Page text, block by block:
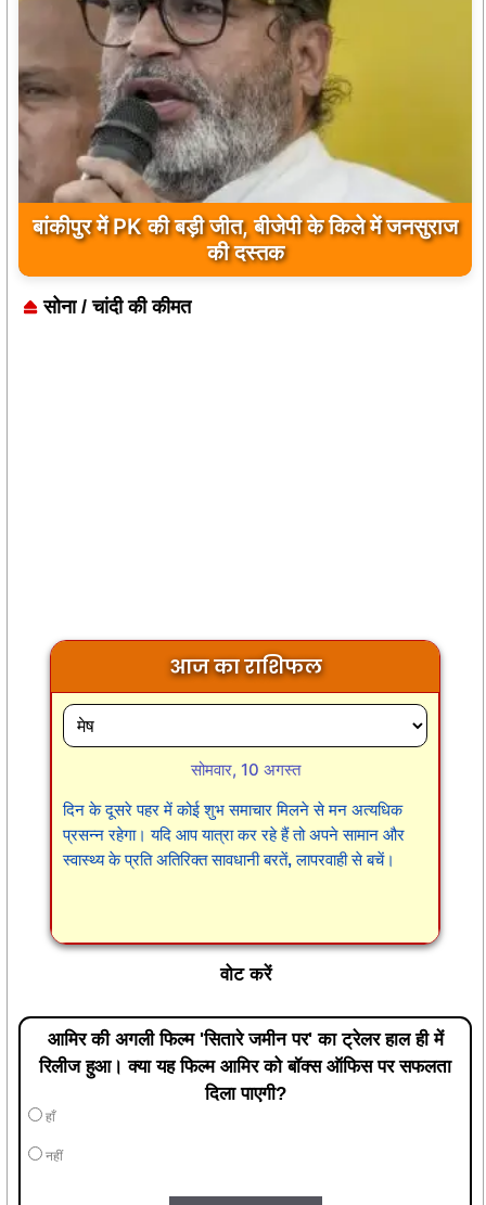
बांकीपुर में PK की बड़ी जीत, बीजेपी के किले में जनसुराज
की दस्तक
सोना / चांदी की कीमत
आज का राशिफल
सोमवार, 10 अगस्त
दिन के दूसरे पहर में कोई शुभ समाचार मिलने से मन अत्यधिक
प्रसन्न रहेगा। यदि आप यात्रा कर रहे हैं तो अपने सामान और
स्वास्थ्य के प्रति अतिरिक्त सावधानी बरतें, लापरवाही से बचें।
वोट करें
आमिर की अगली फिल्म 'सितारे जमीन पर' का ट्रेलर हाल ही में
रिलीज हुआ। क्या यह फिल्म आमिर को बॉक्स ऑफिस पर सफलता
दिला पाएगी?
हाँ
नहीं